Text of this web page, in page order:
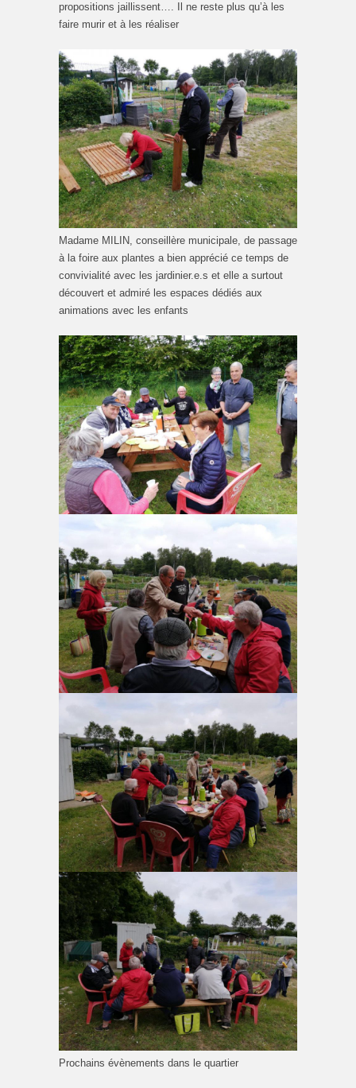
propositions jaillissent…. Il ne reste plus qu’à les
faire murir et à les réaliser
Madame MILIN, conseillère municipale, de passage
à la foire aux plantes a bien apprécié ce temps de
convivialité avec les jardinier.e.s et elle a surtout
découvert et admiré les espaces dédiés aux
animations avec les enfants
Prochains évènements dans le quartier